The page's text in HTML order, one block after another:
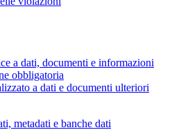
a dati, documenti e informazioni
obbligatoria
a dati e documenti ulteriori
metadati e banche dati